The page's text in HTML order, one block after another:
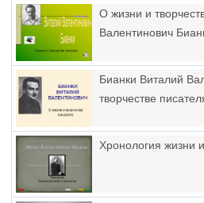
О жизни и
Валентинович
Бианки Виталий
творчестве
Хронология жизни